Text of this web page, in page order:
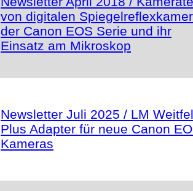
von digitalen
der Canon EOS Serie und ihr
Einsatz am Mikroskop
Newsletter Juli 2025 / LM
Plus Adapter für neue Canon
Kameras